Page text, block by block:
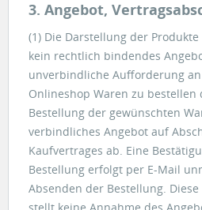
3. Angebot,
(1) Die Darstellung der
kein rechtlich bindendes
unverbindliche Aufforderung
Onlineshop Waren zu bestellen
Bestellung der gewünschten
verbindliches Angebot auf
Kaufvertrages ab. Eine
Bestellung erfolgt per E-Mail
Absenden der Bestellung.